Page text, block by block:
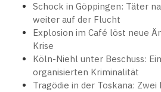
Schock in Göppingen: Täter
weiter auf der Flucht
Explosion im Café löst neue
Krise
Köln-Niehl unter Beschuss:
organisierten Kriminalität
Tragödie in der Toskana: Zwei